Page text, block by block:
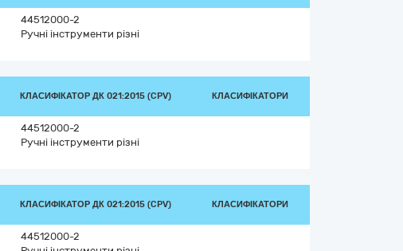
44512000-2
Ручні інструменти різні
КЛАСИФІКАТОР ДК 021:2015 (CPV) КЛАСИФІКАТОРИ
44512000-2
Ручні інструменти різні
КЛАСИФІКАТОР ДК 021:2015 (CPV) КЛАСИФІКАТОРИ
44512000-2